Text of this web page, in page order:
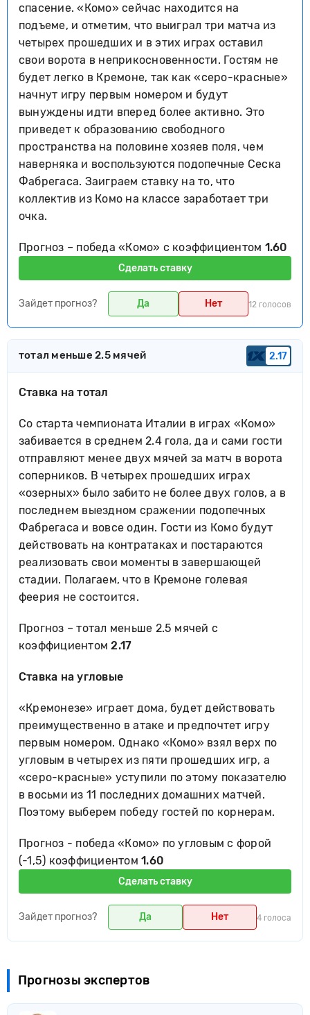
спасение. «Комо» сейчас находится на
подъеме, и отметим, что выиграл три матча из
четырех прошедших и в этих играх оставил
свои ворота в неприкосновенности. Гостям не
будет легко в Кремоне, так как «серо-красные»
начнут игру первым номером и будут
вынуждены идти вперед более активно. Это
приведет к образованию свободного
пространства на половине хозяев поля, чем
наверняка и воспользуются подопечные Сеска
Фабрегаса. Заиграем ставку на то, что
коллектив из Комо на классе заработает три
очка.
Прогноз – победа «Комо» с коэффициентом 1.60
Сделать ставку
Зайдет прогноз? Да Нет 12 голосов
тотал меньше 2.5 мячей 2.17
Ставка на тотал
Со старта чемпионата Италии в играх «Комо»
забивается в среднем 2.4 гола, да и сами гости
отправляют менее двух мячей за матч в ворота
соперников. В четырех прошедших играх
«озерных» было забито не более двух голов, а в
последнем выездном сражении подопечных
Фабрегаса и вовсе один. Гости из Комо будут
действовать на контратаках и постараются
реализовать свои моменты в завершающей
стадии. Полагаем, что в Кремоне голевая
феерия не состоится.
Прогноз – тотал меньше 2.5 мячей с
коэффициентом2.17
Ставка на угловые
«Кремонезе» играет дома, будет действовать
преимущественно в атаке и предпочтет игру
первым номером. Однако «Комо» взял верх по
угловым в четырех из пяти прошедших игр, а
«серо-красные» уступили по этому показателю
в восьми из 11 последних домашних матчей.
Поэтому выберем победу гостей по корнерам.
Прогноз - победа «Комо» по угловым c форой
(-1,5) коэффициентом1.60
Сделать ставку
Зайдет прогноз? Да Нет 4 голоса
Прогнозы экспертов